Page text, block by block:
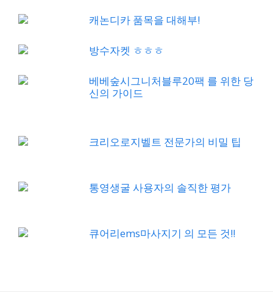
캐논디카 품목을 대해부!
방수자켓 ㅎㅎㅎ
베베숲시그니처블루20팩 를 위한 당
신의 가이드
크리오로지벨트 전문가의 비밀 팁
통영생굴 사용자의 솔직한 평가
큐어리ems마사지기 의 모든 것!!